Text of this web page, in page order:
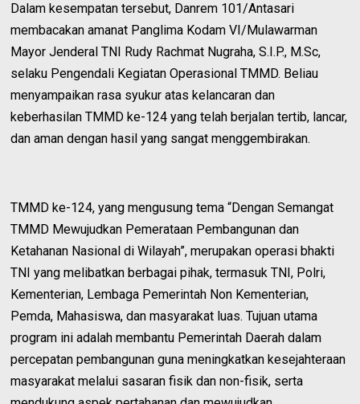
Dalam kesempatan tersebut, Danrem 101/Antasari
membacakan amanat Panglima Kodam VI/Mulawarman
Mayor Jenderal TNI Rudy Rachmat Nugraha, S.I.P., M.Sc,
selaku Pengendali Kegiatan Operasional TMMD. Beliau
menyampaikan rasa syukur atas kelancaran dan
keberhasilan TMMD ke-124 yang telah berjalan tertib, lancar,
dan aman dengan hasil yang sangat menggembirakan.
TMMD ke-124, yang mengusung tema “Dengan Semangat
TMMD Mewujudkan Pemerataan Pembangunan dan
Ketahanan Nasional di Wilayah”, merupakan operasi bhakti
TNI yang melibatkan berbagai pihak, termasuk TNI, Polri,
Kementerian, Lembaga Pemerintah Non Kementerian,
Pemda, Mahasiswa, dan masyarakat luas. Tujuan utama
program ini adalah membantu Pemerintah Daerah dalam
percepatan pembangunan guna meningkatkan kesejahteraan
masyarakat melalui sasaran fisik dan non-fisik, serta